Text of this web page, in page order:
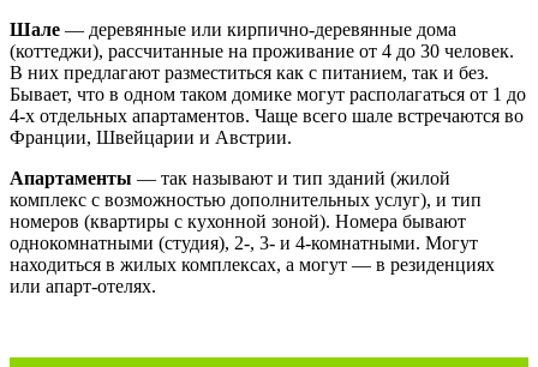
Шале — деревянные или кирпично-деревянные дома
(коттеджи), рассчитанные на проживание от 4 до 30 человек.
В них предлагают разместиться как с питанием, так и без.
Бывает, что в одном таком домике могут располагаться от 1 до
4-х отдельных апартаментов. Чаще всего шале встречаются во
Франции, Швейцарии и Австрии.
Апартаменты — так называют и тип зданий (жилой
комплекс с возможностью дополнительных услуг), и тип
номеров (квартиры с кухонной зоной). Номера бывают
однокомнатными (студия), 2-, 3- и 4-комнатными. Могут
находиться в жилых комплексах, а могут — в резиденциях
или апарт-отелях.